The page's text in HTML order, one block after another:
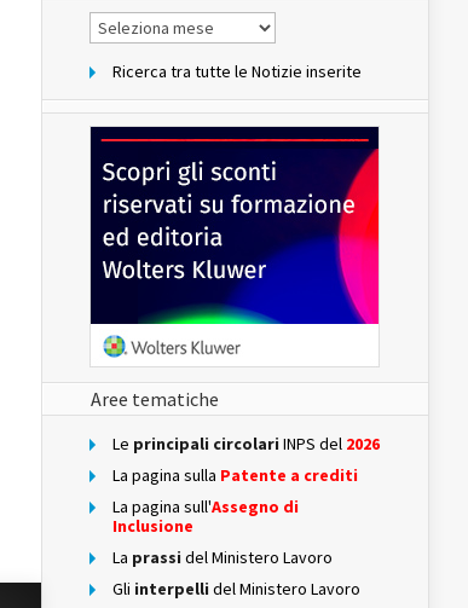
Notizie
per
Ricerca tra tutte le Notizie inserite
Aree tematiche
Le principali circolari INPS del 2026
La pagina sulla Patente a crediti
La pagina sull'Assegno di
Inclusione
La prassi del Ministero Lavoro
Gli interpelli del Ministero Lavoro